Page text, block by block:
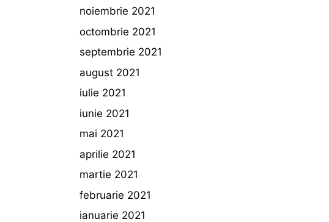
noiembrie 2021
octombrie 2021
septembrie 2021
august 2021
iulie 2021
iunie 2021
mai 2021
aprilie 2021
martie 2021
februarie 2021
ianuarie 2021